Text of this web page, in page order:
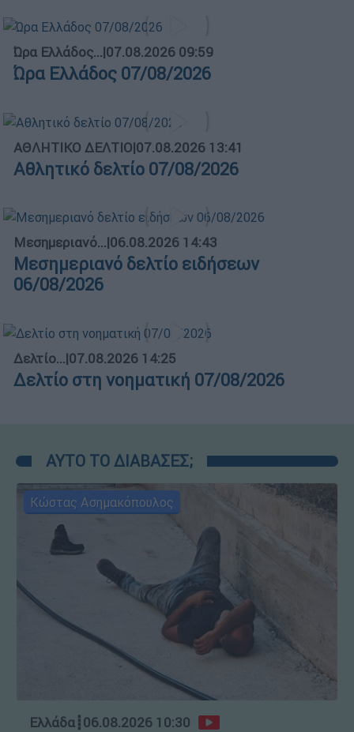
Ώρα Ελλάδος...|07.08.2026 09:59
Ώρα Ελλάδος 07/08/2026
ΑΘΛΗΤΙΚΟ ΔΕΛΤΙΟ|07.08.2026 13:41
Αθλητικό δελτίο 07/08/2026
Μεσημεριανό...|06.08.2026 14:43
Μεσημεριανό δελτίο ειδήσεων
06/08/2026
Δελτίο...|07.08.2026 14:25
Δελτίο στη νοηματική 07/08/2026
ΑΥΤΟ ΤΟ ΔΙΑΒΑΣΕΣ;
Κώστας Ασημακόπουλος
Ελλάδα┋06.08.2026 10:30